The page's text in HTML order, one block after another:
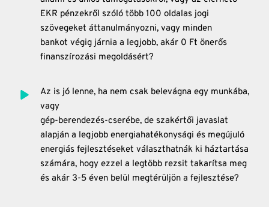
EKR pénzekről szóló több 100 oldalas jogi
szövegeket áttanulmányozni, vagy minden
bankot végig járnia a legjobb, akár 0 Ft önerős
finanszírozási megoldásért?
Az is jó lenne, ha nem csak belevágna egy munkába,
vagy
gép-berendezés-cserébe, de szakértői javaslat
alapján a legjobb energiahatékonysági és megújuló
energiás fejlesztéseket választhatnák ki háztartása
számára, hogy ezzel a legtöbb rezsit takarítsa meg
és akár 3-5 éven belül megtérüljön a fejlesztése?